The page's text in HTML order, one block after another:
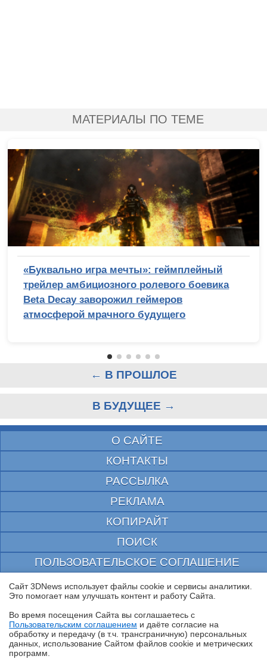
МАТЕРИАЛЫ ПО ТЕМЕ
«Буквально игра мечты»: геймплейный
трейлер амбициозного ролевого боевика
Beta Decay заворожил геймеров
атмосферой мрачного будущего
← В ПРОШЛОЕ
В БУДУЩЕЕ →
О САЙТЕ
КОНТАКТЫ
РАССЫЛКА
РЕКЛАМА
КОПИРАЙТ
ПОИСК
ПОЛЬЗОВАТЕЛЬСКОЕ СОГЛАШЕНИЕ
ЗАЩИЩЕНО CURATOR
© 1997—2026 Электронное периодическое издание "3ДНьюс" | Свидетельство о
выдано Федеральной Службой по надзору за соблюдением законодательства в сфере
массовых коммуникаций и охране культурного наследия
При цитировании документа ссылка на сайт с указанием автора обязательна. Полное
заимствование документа является нарушением
российского и международного законодательства и возможно только с согласия
Сайт 3DNews использует файлы cookie и сервисы аналитики.
Это помогает нам улучшать контент и работу Cайта.
Во время посещения Cайта вы соглашаетесь с
Пользовательским соглашением и даёте согласие на
обработку и передачу (в т.ч. трансграничную) персональных
данных, использование Cайтом файлов cookie и метрических
программ.